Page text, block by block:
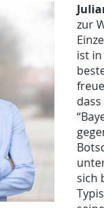
zur
ist
sich